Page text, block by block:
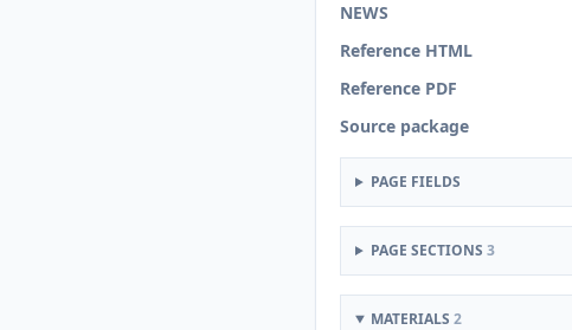
NEWS
Reference HTML
Reference PDF
Source package
PAGE FIELDS
PAGE SECTIONS 3
MATERIALS 2